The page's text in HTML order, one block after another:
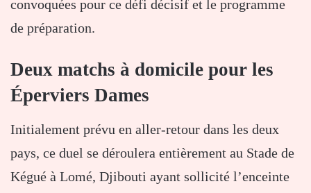
convoquées pour ce défi décisif et le programme
de préparation.
Deux matchs à domicile pour les
Éperviers Dames
Initialement prévu en aller-retour dans les deux
pays, ce duel se déroulera entièrement au Stade de
Kégué à Lomé, Djibouti ayant sollicité l’enceinte